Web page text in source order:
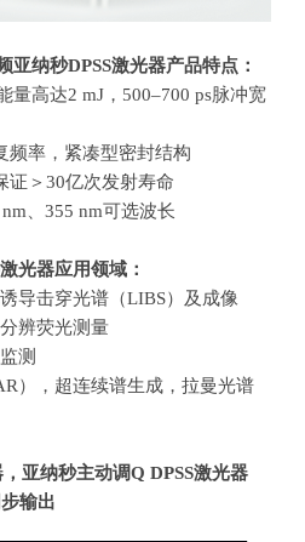
亚纳秒DPSS激光器产品特点：
量高达2 mJ ， 500–700 ps脉冲宽
频率，紧凑型密封结构
证＞30亿次发射寿命
、355 nm可选波长
光器应用领域：
导击穿光谱（LIBS）及成像
辨荧光测量
测
），超连续谱生成，拉曼光谱
，亚纳秒主动调Q DPSS激光器
输出